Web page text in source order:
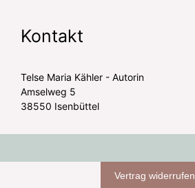
Kontakt
Telse Maria Kähler - Autorin
Amselweg 5
38550 Isenbüttel
Vertrag widerrufen